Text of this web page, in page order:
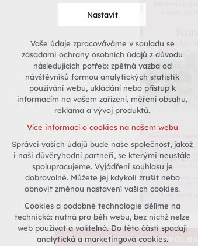
Nastavit
Technická cookies
nutná pro provozování webu
udržení kontextu stránek (session):
případná přihlášení, volby jazyka, apod.
Volitelná cookies
vyhodnocení návštěvnosti
marketingová cookies (Google)
Více informací o cookies na našem webu
Odmítnout vše
Vaše údaje zpracováváme v souladu se
zásadami ochrany osobních údajů z důvodu
následujících potřeb: zpětná vazba od
návštěvníků formou analytických statistik
používání webu, ukládání nebo přístup k
informacím na vašem zařízení, měření obsahu,
reklama a vývoj produktů.
Více informací o cookies na našem webu
Správci vašich údajů bude naše společnost, jakož
i naši důvěryhodní partneři, se kterými neustále
spolupracujeme. Vyjádření souhlasu je
dobrovolné. Můžete jej kdykoli zrušit nebo
obnovit změnou nastavení vašich cookies.
Cookies a podobné technologie dělíme na
technická: nutná pro běh webu, bez nichž nelze
web používat a volitelná. Do této části spadají
analytická a marketingová cookies.